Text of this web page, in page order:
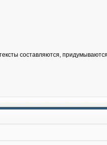
составляются,